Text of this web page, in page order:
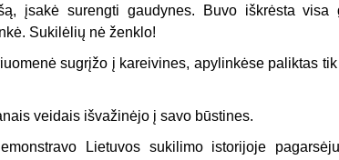
įsakė surengti gaudynes. Buvo iškrėsta visa
Sukilėlių nė ženklo!
sugrįžo į kareivines, apylinkėse paliktas
veidais išvažinėjo į savo būstines.
Lietuvos sukilimo istorijoje